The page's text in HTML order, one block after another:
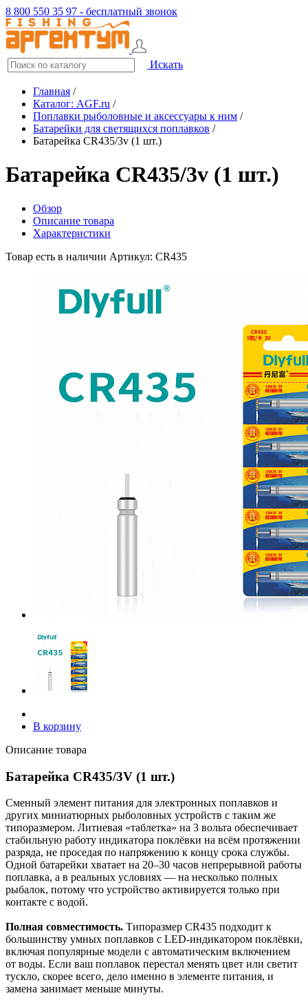
8 800 550 35 97 - бесплатный звонок
Искать
Главная /
Каталог: AGF.ru /
Поплавки рыболовные и аксессуары к ним /
Батарейки для светящихся поплавков /
Батарейка CR435/3v (1 шт.)
Батарейка CR435/3v (1 шт.)
Обзор
Описание товара
Характеристики
Товар есть в наличии Артикул: CR435
В корзину
Описание товара
Батарейка CR435/3V (1 шт.)
Сменный элемент питания для электронных поплавков и
других миниатюрных рыболовных устройств с таким же
типоразмером. Литиевая «таблетка» на 3 вольта обеспечивает
стабильную работу индикатора поклёвки на всём протяжении
разряда, не проседая по напряжению к концу срока службы.
Одной батарейки хватает на 20–30 часов непрерывной работы
поплавка, а в реальных условиях — на несколько полных
рыбалок, потому что устройство активируется только при
контакте с водой.
Полная совместимость. Типоразмер CR435 подходит к
большинству умных поплавков с LED-индикатором поклёвки,
включая популярные модели с автоматическим включением
от воды. Если ваш поплавок перестал менять цвет или светит
тускло, скорее всего, дело именно в элементе питания, и
замена занимает меньше минуты.